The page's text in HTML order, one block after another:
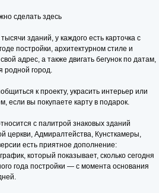
сделать здесь
зданий, у каждого есть карточка с
постройки, архитектурном стиле и
адрес, а также двигать бегунок по датам,
родной город.
к проекту, украсить интерьер или
если вы покупаете карту в подарок.
с палитрой знаковых зданий
церкви, Адмиралтейства, Кунсткамеры,
есть приятное дополнение:
который показывает, сколько сегодня
года постройки — с момента основания